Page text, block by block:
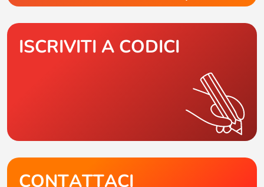
ISCRIVITI A CODICI
CONTATTACI